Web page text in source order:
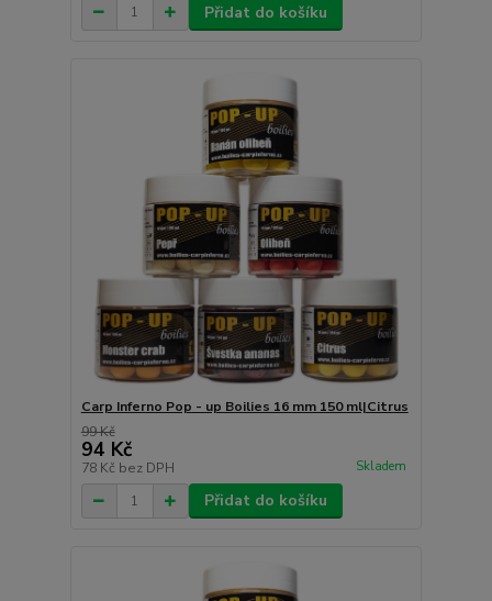
Přidat do košíku
Carp Inferno Pop - up Boilies 16 mm 150 ml|Citrus
99 Kč
94 Kč
78 Kč bez DPH Skladem
Přidat do košíku